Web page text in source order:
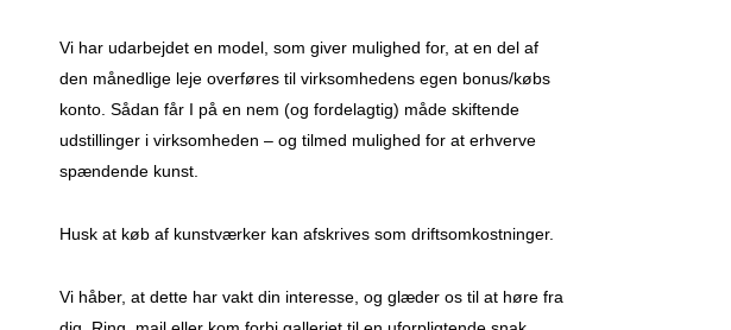
Vi har udarbejdet en model, som giver mulighed for, at en del af
den månedlige leje overføres til virksomhedens egen bonus/købs
konto. Sådan får I på en nem (og fordelagtig) måde skiftende
udstillinger i virksomheden – og tilmed mulighed for at erhverve
spændende kunst.
Husk at køb af kunstværker kan afskrives som driftsomkostninger.
Vi håber, at dette har vakt din interesse, og glæder os til at høre fra